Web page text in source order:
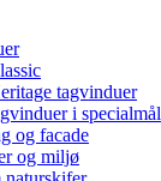
tagvinduer
i specialmål
og facade
og miljø